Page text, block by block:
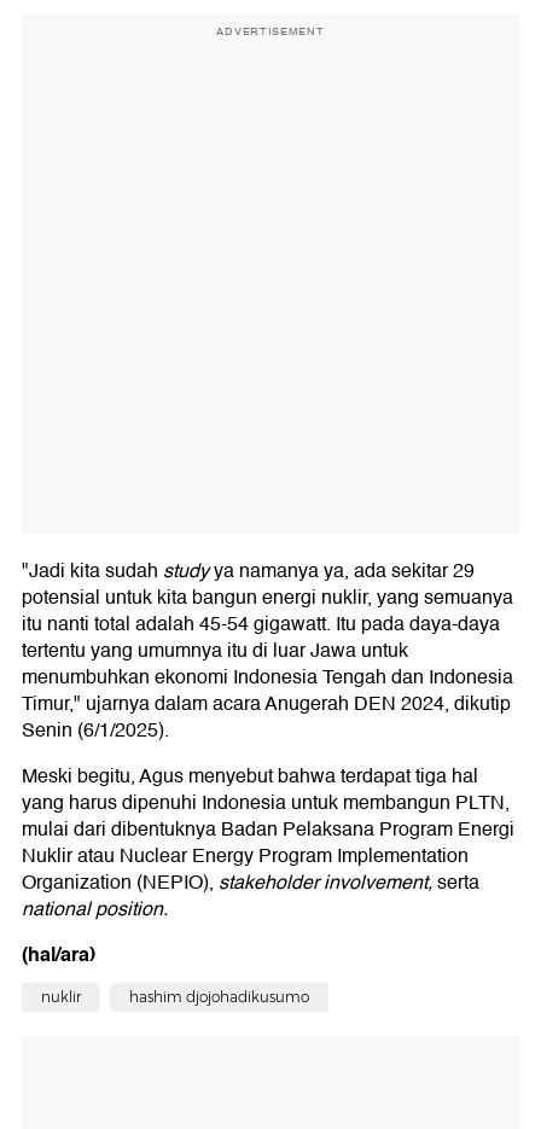
ADVERTISEMENT
"Jadi kita sudah studyya namanya ya, ada sekitar 29
potensial untuk kita bangun energi nuklir, yang semuanya
itu nanti total adalah 45-54 gigawatt. Itu pada daya-daya
tertentu yang umumnya itu di luar Jawa untuk
menumbuhkan ekonomi Indonesia Tengah dan Indonesia
Timur," ujarnya dalam acara Anugerah DEN 2024, dikutip
Senin (6/1/2025).
Meski begitu, Agus menyebut bahwa terdapat tiga hal
yang harus dipenuhi Indonesia untuk membangun PLTN,
mulai dari dibentuknya Badan Pelaksana Program Energi
Nuklir atau Nuclear Energy Program Implementation
Organization (NEPIO), stakeholder involvement,serta
national position.
(hal/ara)
nuklir hashim djojohadikusumo